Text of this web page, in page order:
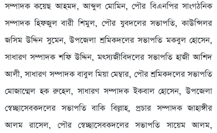
সম্পাদক কয়েছ আহমদ, আব্দুল মোমিন, পৌর বিএনপির সাংগঠনিক
সম্পাদক হিফজুল বারী শিমুল, পৌর যুবদলের সভাপতি, কাউন্সিলর
জসিম উদ্দিন সুমেন, উপজেলা শ্রমিকদলের সভাপতি মকবুল হোসেন,
সাধারণ সম্পাদক শফি উদ্দিন, মৎস্যজীবিদলের সভাপতি হাজী আশিদ
আলী, সাধারণ সম্পাদক বাবুল মিয়া মেম্বার, পৌর শ্রমিকদলের সভাপতি
মোজাম্মেল হক রুহেল, সাধারণ সম্পাদক ইকবাল হোসেন, উপজেলা
স্বেচ্ছাসেবকদলের সভাপতি বাকি বিল্লাহ, প্রচার সম্পাদক জাহাঙ্গীর
আলম রাসেল, পৌর স্বেচ্ছাসেবকদলের সভাপতি সায়েম আলম,